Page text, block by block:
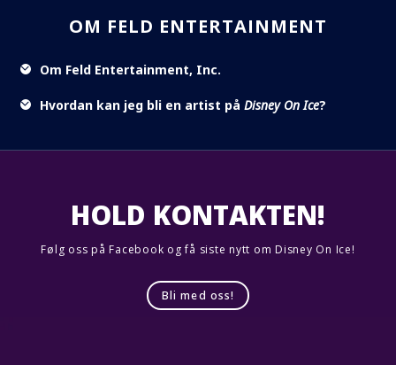
OM FELD ENTERTAINMENT
Om Feld Entertainment, Inc.
Hvordan kan jeg bli en artist på Disney On Ice?
HOLD KONTAKTEN!
Følg oss på Facebook og få siste nytt om Disney On Ice!
Bli med oss!